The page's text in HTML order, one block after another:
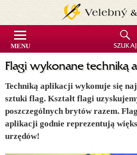
Flagi wykonane techniką
Techniką aplikacji wykonuje się
sztuki flag. Kształt flagi
poszczególnych brytów razem.
aplikacji godnie reprezentują
urzędów!
MENU SZUKAJ